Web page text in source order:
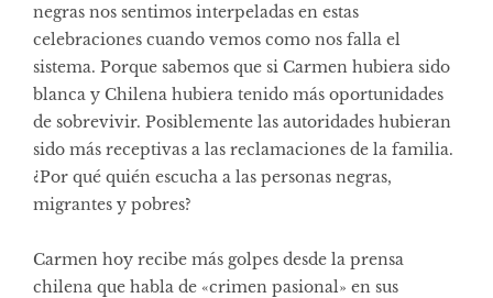
negras nos sentimos interpeladas en estas
celebraciones cuando vemos como nos falla el
sistema. Porque sabemos que si Carmen hubiera sido
blanca y Chilena hubiera tenido más oportunidades
de sobrevivir. Posiblemente las autoridades hubieran
sido más receptivas a las reclamaciones de la familia.
¿Por qué quién escucha a las personas negras,
migrantes y pobres?
Carmen hoy recibe más golpes desde la prensa
chilena que habla de «crimen pasional» en sus